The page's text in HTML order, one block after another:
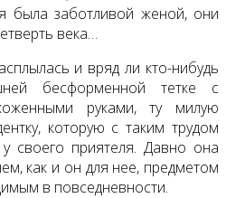
была заботливой женой, они
века…
и вряд ли кто-нибудь
бесформенной тетке с
руками, ту милую
которую с таким трудом
своего приятеля. Давно она
как и он для нее, предметом
в повседневности.